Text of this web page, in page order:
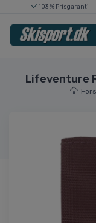
103 % Prisgaranti
Lifeventure